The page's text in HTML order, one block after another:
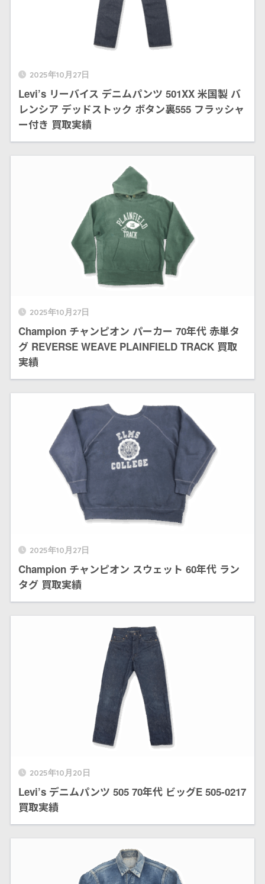
2025年10月27日
Levi’s リーバイス デニムパンツ 501XX 米国製 バ
レンシア デッドストック ボタン裏555 フラッシャ
ー付き 買取実績
2025年10月27日
Champion チャンピオン パーカー 70年代 赤単タ
グ REVERSE WEAVE PLAINFIELD TRACK 買取
実績
2025年10月27日
Champion チャンピオン スウェット 60年代 ラン
タグ 買取実績
2025年10月20日
Levi’s デニムパンツ 505 70年代 ビッグE 505-0217
買取実績